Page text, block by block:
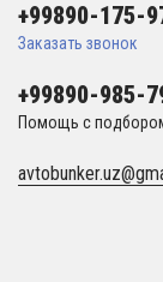
+99890-175-
Заказать звонок
+99890-985-
Помощь с